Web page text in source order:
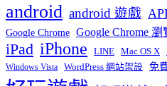
android android 遊戲
Google Chrome Google Chrome 瀏
iPad iPhone LINE Mac OS X
Windows Vista WordPress 網站架設 免